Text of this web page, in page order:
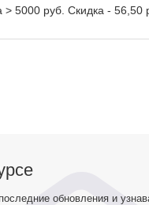
> 5000 руб. Скидка - 56,50
обновления и